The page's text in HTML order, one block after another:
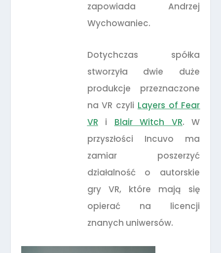
zapowiada Andrzej
Wychowaniec.
Dotychczas spółka
stworzyła dwie duże
produkcje przeznaczone
na VR czyli Layers of Fear
VR i Blair Witch VR. W
przyszłości Incuvo ma
zamiar poszerzyć
działalność o autorskie
gry VR, które mają się
opierać na licencji
znanych uniwersów.